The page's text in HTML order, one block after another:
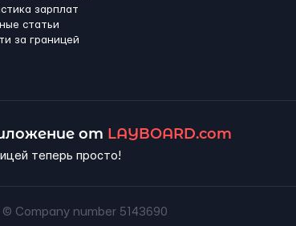
зарплат
статьи
за границей
от LAYBOARD.com
теперь просто!
© Company number 5143690